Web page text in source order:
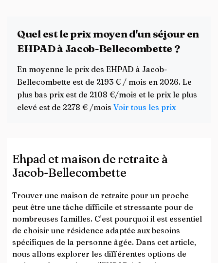
Quel est le prix moyen d'un séjour en
EHPAD à Jacob-Bellecombette ?
En moyenne le prix des EHPAD à Jacob-
Bellecombette est de 2193 € / mois en 2026. Le
plus bas prix est de 2108 €/mois et le prix le plus
elevé est de 2278 € /mois Voir tous les prix
Ehpad et maison de retraite à
Jacob-Bellecombette
Trouver une maison de retraite pour un proche
peut être une tâche difficile et stressante pour de
nombreuses familles. C'est pourquoi il est essentiel
de choisir une résidence adaptée aux besoins
spécifiques de la personne âgée. Dans cet article,
nous allons explorer les différentes options de